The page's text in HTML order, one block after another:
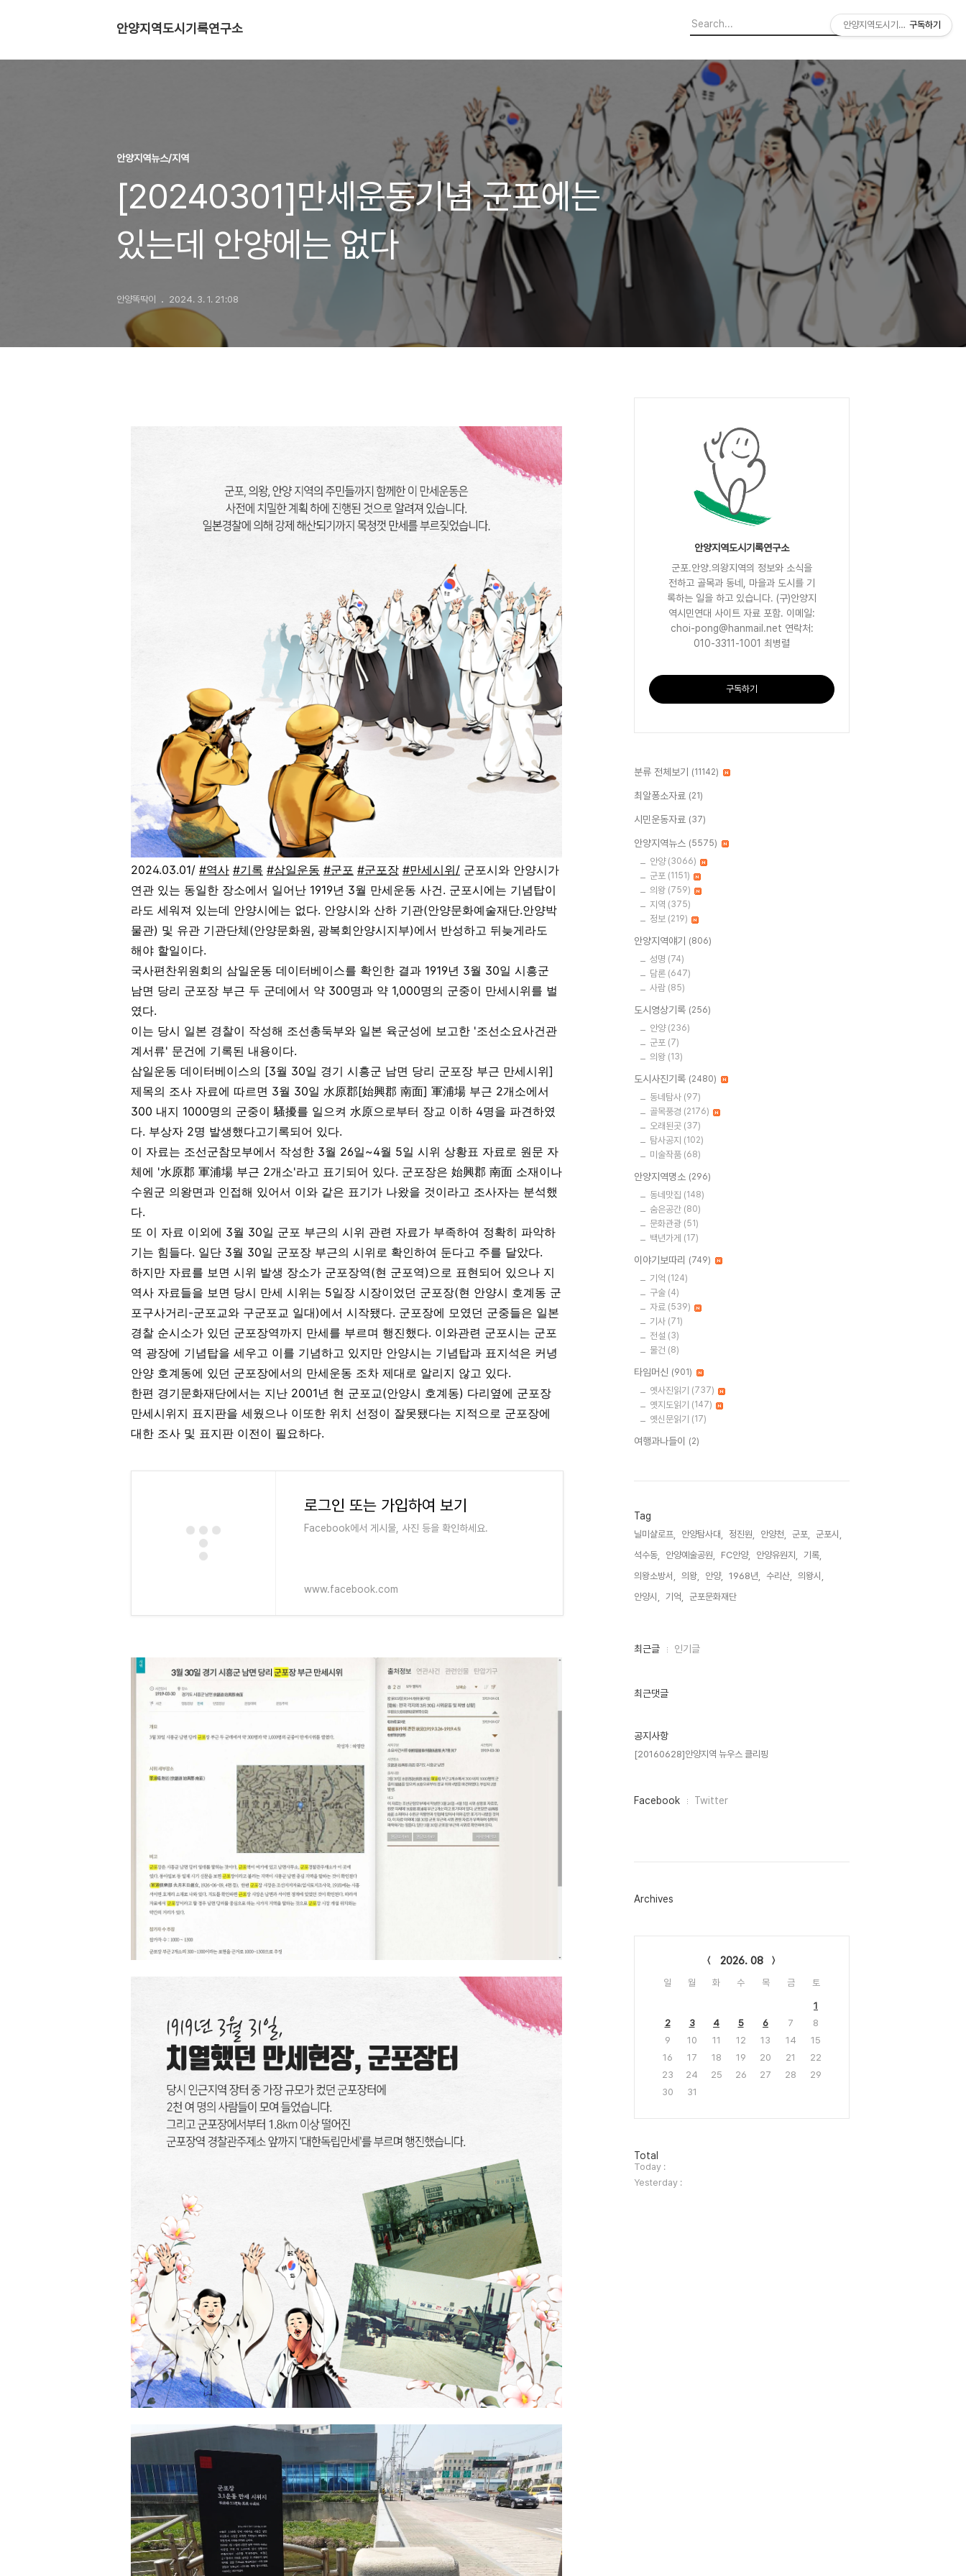
안양지역도시기록연구소
안양지역뉴스/지역
[20240301]만세운동기념 군포에는
있는데 안양에는 없다
안양똑딱이 2024. 3. 1. 21:08
2024.03.01/ #역사 #기록 #삼일운동 #군포 #군포장 #만세시위/ 군포시와 안양시가
연관 있는 동일한 장소에서 일어난 1919년 3월 만세운동 사건. 군포시에는 기념탑이
라도 세워져 있는데 안양시에는 없다. 안양시와 산하 기관(안양문화예술재단.안양박
물관) 및 유관 기관단체(안양문화원, 광복회안양시지부)에서 반성하고 뒤늦게라도
해야 할일이다.
국사편찬위원회의 삼일운동 데이터베이스를 확인한 결과 1919년 3월 30일 시흥군
남면 당리 군포장 부근 두 군데에서 약 300명과 약 1,000명의 군중이 만세시위를 벌
였다.
이는 당시 일본 경찰이 작성해 조선총둑부와 일본 육군성에 보고한 '조선소요사건관
계서류' 문건에 기록된 내용이다.
삼일운동 데이터베이스의 [3월 30일 경기 시흥군 남면 당리 군포장 부근 만세시위]
제목의 조사 자료에 따르면 3월 30일 水原郡[始興郡 南面] 軍浦場 부근 2개소에서
300 내지 1000명의 군중이 騷擾를 일으켜 水原으로부터 장교 이하 4명을 파견하였
다. 부상자 2명 발생했다고기록되어 있다.
이 자료는 조선군참모부에서 작성한 3월 26일~4월 5일 시위 상황표 자료로 원문 자
체에 '水原郡 軍浦場 부근 2개소'라고 표기되어 있다. 군포장은 始興郡 南面 소재이나
수원군 의왕면과 인접해 있어서 이와 같은 표기가 나왔을 것이라고 조사자는 분석했
다.
또 이 자료 이외에 3월 30일 군포 부근의 시위 관련 자료가 부족하여 정확히 파악하
기는 힘들다. 일단 3월 30일 군포장 부근의 시위로 확인하여 둔다고 주를 달았다.
하지만 자료를 보면 시위 발생 장소가 군포장역(현 군포역)으로 표현되어 있으나 지
역사 자료들을 보면 당시 만세 시위는 5일장 시장이었던 군포장(현 안양시 호계동 군
포구사거리-군포교와 구군포교 일대)에서 시작됐다. 군포장에 모였던 군중들은 일본
경찰 순시소가 있던 군포장역까지 만세를 부르며 행진했다. 이와관련 군포시는 군포
역 광장에 기념탑을 세우고 이를 기념하고 있지만 안양시는 기념탑과 표지석은 커녕
안양 호계동에 있던 군포장에서의 만세운동 조차 제대로 알리지 않고 있다.
한편 경기문화재단에서는 지난 2001년 현 군포교(안양시 호계동) 다리옆에 군포장
만세시위지 표지판을 세웠으나 이또한 위치 선정이 잘못됐다는 지적으로 군포장에
대한 조사 및 표지판 이전이 필요하다.
로그인 또는 가입하여 보기
Facebook에서 게시물, 사진 등을 확인하세요.
www.facebook.com
안양지역도시기록연구소
군포.안양.의왕지역의 정보와 소식을
전하고 골목과 동네, 마을과 도시를 기
록하는 일을 하고 있습니다. (구)안양지
역시민연대 사이트 자료 포함. 이메일:
choi-pong@hanmail.net 연락처:
010-3311-1001 최병렬
구독하기
분류 전체보기 (11142)
최알퐁소자료 (21)
시민운동자료 (37)
안양지역뉴스 (5575)
안양 (3066)
군포 (1151)
의왕 (759)
지역 (375)
정보 (219)
안양지역얘기 (806)
성명 (74)
담론 (647)
사람 (85)
도시영상기록 (256)
안양 (236)
군포 (7)
의왕 (13)
도시사진기록 (2480)
동네탐사 (97)
골목풍경 (2176)
오래된곳 (37)
탐사공지 (102)
미술작품 (68)
안양지역명소 (296)
동네맛집 (148)
숨은공간 (80)
문화관광 (51)
백년가게 (17)
이야기보따리 (749)
기억 (124)
구술 (4)
자료 (539)
기사 (71)
전설 (3)
물건 (8)
타임머신 (901)
옛사진읽기 (737)
옛지도읽기 (147)
옛신문읽기 (17)
여행과나들이 (2)
Tag
닐미샬로프, 안양탐사대, 정진원, 안양천, 군포,
군포시,
석수동,
안양예술공원, FC안양, 안양유원지,
기록,
의왕소방서,
의왕, 안양, 1968년, 수리산,
의왕시,
안양시,
기억, 군포문화재단,
최
인
최근글 인기글
최근댓글
공지사항
[20160628]안양지역 뉴우스 클리핑
페
그
Facebook Twitter
Archives
2026. 08
일 월 화 수 목 금 토
1
2
3 4 5 6 7
8
9
10 11 12 13 14
15
16
17 18 19 20 21
22
23
24 25 26 27 28
29
30
31
방
문
자
수
Total
Today :
Yesterday :
안양지역도시기록연구소
구독하기